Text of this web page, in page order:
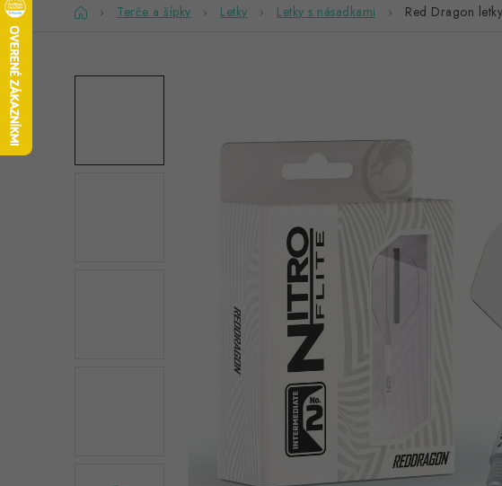
DomovTerče a šípky Letky Letky s násadkami Red Dragon